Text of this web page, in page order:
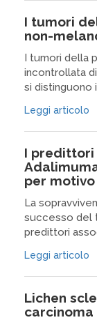
I tumori
non-
I tumori della
incontrollata
si distinguono
Leggi articolo
I predittori
per
La
successo del
predittori
Leggi articolo
Lichen